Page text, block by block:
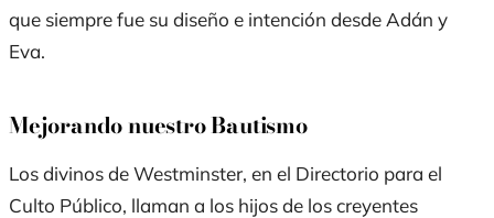
que siempre fue su diseño e intención desde Adán y
Eva.
Mejorando nuestro Bautismo
Los divinos de Westminster, en el Directorio para el
Culto Público, llaman a los hijos de los creyentes